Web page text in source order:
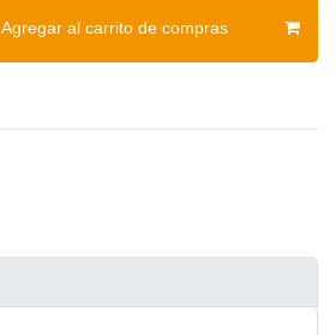
Agregar al carrito de compras